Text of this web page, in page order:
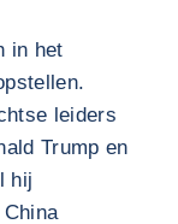
in het
leiders
Trump en
hij